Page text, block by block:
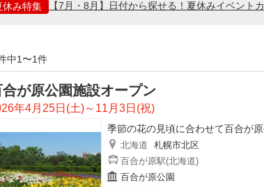
休み特集
【7月・8月】日付から探せる！夏休みイベント
中1〜1件
合が原公園施設オープン
年4月25日(土)～11月3日(祝)
季節の花の見頃に合わせて百合が
北海道
札幌市北区
百合が原駅(北海道)
百合が原公園